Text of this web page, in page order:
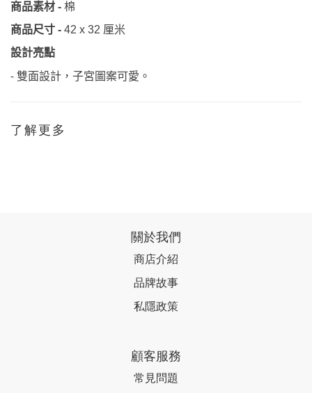
商品素材 - 棉
商品尺寸 - 42 x 32 厘米
設計亮點
-雙面設計，子宮圖案可愛。
了解更多
關於我們
商店介紹
品牌故事
私隱政策
顧客服務
常見問題